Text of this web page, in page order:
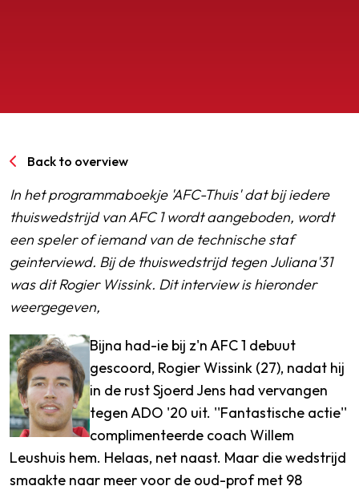
Back to overview
In het programmaboekje 'AFC-Thuis' dat bij iedere
thuiswedstrijd van AFC 1 wordt aangeboden, wordt
een speler of iemand van de technische staf
geinterviewd. Bij de thuiswedstrijd tegen Juliana'31
was dit Rogier Wissink. Dit interview is hieronder
weergegeven,
Bijna had-ie bij z'n AFC 1 debuut
gescoord, Rogier Wissink (27), nadat hij
in de rust Sjoerd Jens had vervangen
tegen ADO '20 uit. ''Fantastische actie''
complimenteerde coach Willem
Leushuis hem. Helaas, net naast. Maar die wedstrijd
smaakte naar meer voor de oud-prof met 98